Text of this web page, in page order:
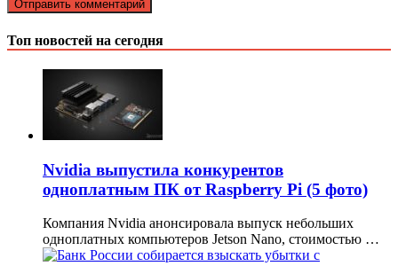
Топ новостей на сегодня
Nvidia выпустила конкурентов
одноплатным ПК от Raspberry Pi (5 фото)
Компания Nvidia анонсировала выпуск небольших
одноплатных компьютеров Jetson Nano, стоимостью …